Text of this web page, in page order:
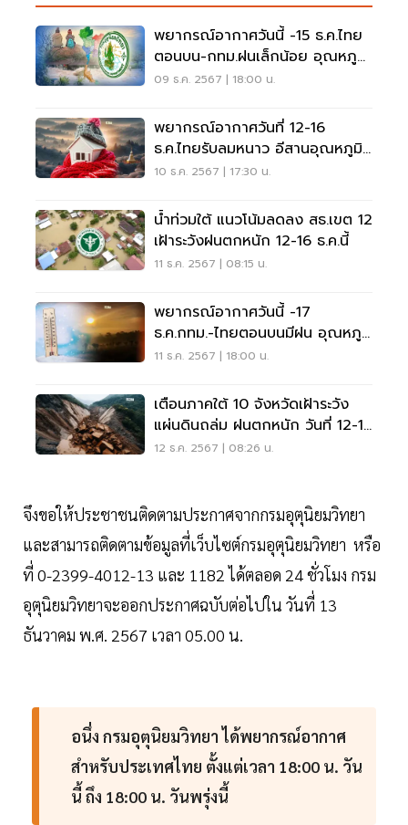
พยากรณ์อากาศวันนี้ -15 ธ.ค.ไทย
ตอนบน-กทม.ฝนเล็กน้อย อุณหภูมิ
ลดลง ใต้ฝนเพิ่ม
09 ธ.ค. 2567 | 18:00 น.
พยากรณ์อากาศวันที่ 12-16
ธ.ค.ไทยรับลมหนาว อีสานอุณหภูมิ
ลด 4 – 6 องศาเซลเซียส
10 ธ.ค. 2567 | 17:30 น.
น้ำท่วมใต้ แนวโน้มลดลง สธ.เขต 12
เฝ้าระวังฝนตกหนัก 12-16 ธ.ค.นี้
11 ธ.ค. 2567 | 08:15 น.
พยากรณ์อากาศวันนี้ -17
ธ.ค.กทม.-ไทยตอนบนมีฝน อุณหภูมิ
ลดลง ลมแรง
11 ธ.ค. 2567 | 18:00 น.
เตือนภาคใต้ 10 จังหวัดเฝ้าระวัง
แผ่นดินถล่ม ฝนตกหนัก วันที่ 12-17
ธ.ค.67
12 ธ.ค. 2567 | 08:26 น.
จึงขอให้ประชาชนติดตามประกาศจากกรมอุตุนิยมวิทยา
และสามารถติดตามข้อมูลที่เว็บไซต์กรมอุตุนิยมวิทยา หรือ
ที่ 0-2399-4012-13 และ 1182 ได้ตลอด 24 ชั่วโมง กรม
อุตุนิยมวิทยาจะออกประกาศฉบับต่อไปใน วันที่ 13
ธันวาคม พ.ศ. 2567 เวลา 05.00 น.
อนึ่ง กรมอุตุนิยมวิทยา ได้พยากรณ์อากาศ
สำหรับประเทศไทย ตั้งแต่เวลา 18:00 น. วัน
นี้ ถึง 18:00 น. วันพรุ่งนี้